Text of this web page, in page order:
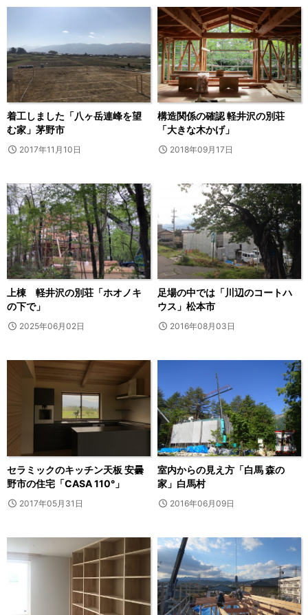
着工しました「八ヶ岳連峰を望
む家」茅野市
2017年11月10日
構造関係の確認 軽井沢の別荘
「大きな木かげ」
2018年09月17日
上棟 軽井沢の別荘「ホオノキ
の下で」
2025年06月02日
足場の中では「川辺のコートハ
ウス」松本市
2016年08月03日
セラミックのキッチン天板 安曇
野市の住宅「CASA 110°」
2017年05月31日
室内からの見え方「白馬 森の
家」白馬村
2016年06月09日